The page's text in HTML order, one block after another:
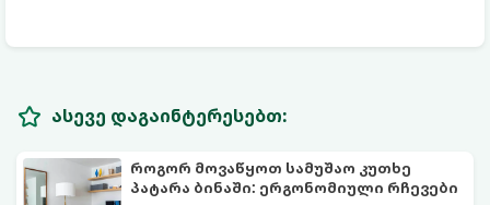
ასევე დაგაინტერესებთ:
როგორ მოვაწყოთ სამუშაო კუთხე
პატარა ბინაში: ერგონომიული რჩევები